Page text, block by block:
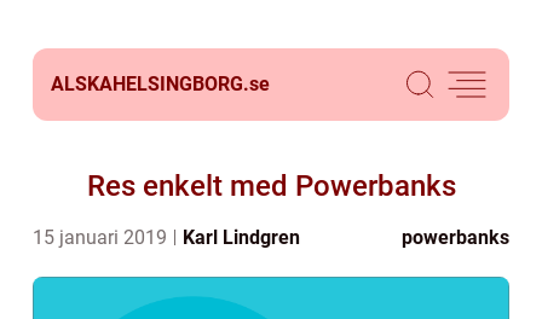
ALSKAHELSINGBORG.se
Res enkelt med Powerbanks
15 januari 2019 Karl Lindgren powerbanks